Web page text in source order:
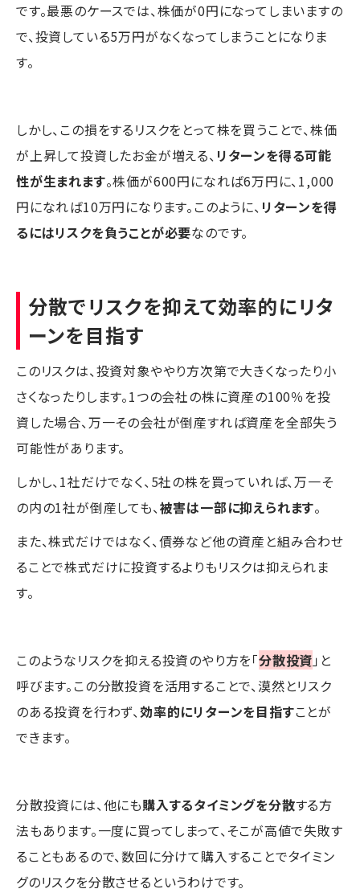
です。最悪のケースでは、株価が0円になってしまいますの
で、投資している5万円がなくなってしまうことになりま
す。
しかし、この損をするリスクをとって株を買うことで、株価
が上昇して投資したお金が増える、 リターンを得る可能
性が生まれます。株価が600円になれば6万円に、1,000
円になれば10万円になります。このように、 リターンを得
るにはリスクを負うことが必要なのです。
分散でリスクを抑えて効率的にリタ
ーンを目指す
このリスクは、投資対象ややり方次第で大きくなったり小
さくなったりします。1つの会社の株に資産の100％を投
資した場合、万一その会社が倒産すれば資産を全部失う
可能性があります。
しかし、1社だけでなく、5社の株を買っていれば、万一そ
の内の1社が倒産しても、被害は一部に抑えられます。
また、株式だけではなく、債券など他の資産と組み合わせ
ることで株式だけに投資するよりもリスクは抑えられま
す。
このようなリスクを抑える投資のやり方を「分散投資 」と
呼びます。この分散投資を活用することで、漠然とリスク
のある投資を行わず、効率的にリターンを目指すことが
できます。
分散投資には、他にも購入するタイミングを分散する方
法もあります。一度に買ってしまって、そこが高値で失敗す
ることもあるので、数回に分けて購入することでタイミン
グのリスクを分散させるというわけです。